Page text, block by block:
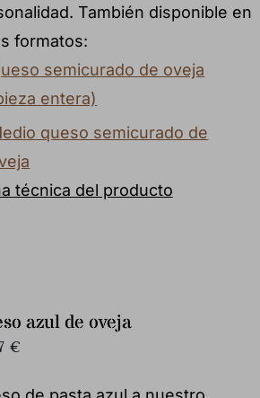
También disponible en
formatos:
semicurado de oveja
entera)
queso semicurado de
técnica del producto
azul de oveja
€